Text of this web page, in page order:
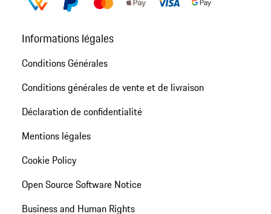
Informations légales
Conditions Générales
Conditions générales de vente et de livraison
Déclaration de confidentialité
Mentions légales
Cookie Policy
Open Source Software Notice
Business and Human Rights